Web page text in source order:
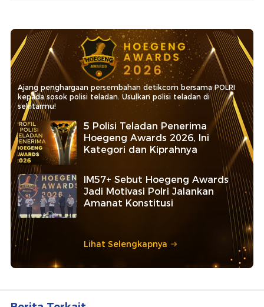
Ajang penghargaan persembahan detikcom bersama POLRI
kepada sosok polisi teladan. Usulkan polisi teladan di
sekitarmu!
5 Polisi Teladan Penerima
Hoegeng Awards 2026, Ini
Kategori dan Kiprahnya
IM57+ Sebut Hoegeng Awards
Jadi Motivasi Polri Jalankan
Amanat Konstitusi
Lihat Selengkapnya